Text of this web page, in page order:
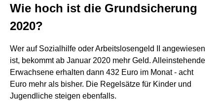
Wie hoch ist die Grundsicherung
2020?
Wer auf Sozialhilfe oder Arbeitslosengeld II angewiesen
ist, bekommt ab Januar 2020 mehr Geld. Alleinstehende
Erwachsene erhalten dann 432 Euro im Monat - acht
Euro mehr als bisher. Die Regelsätze für Kinder und
Jugendliche steigen ebenfalls.